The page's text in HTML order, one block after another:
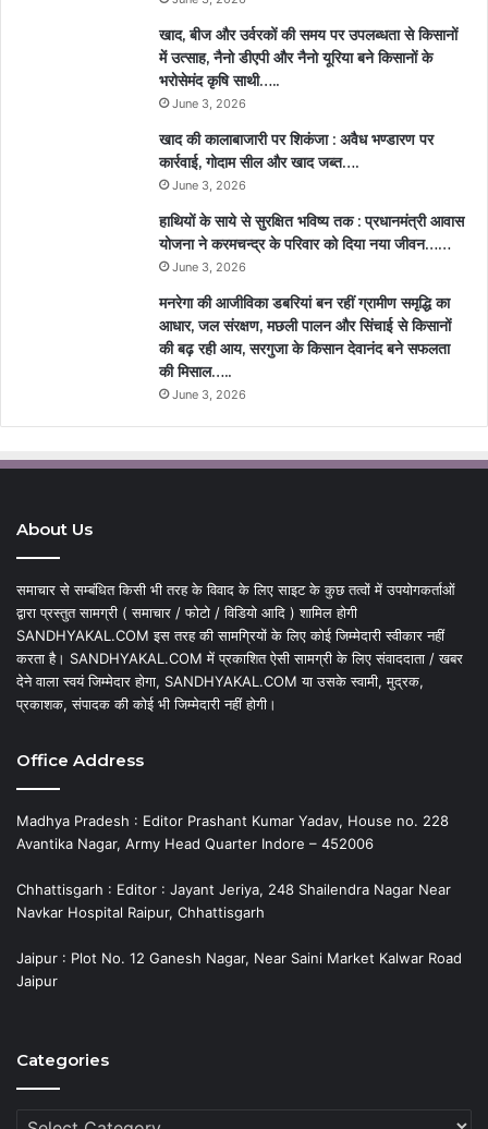
खाद, बीज और उर्वरकों की समय पर उपलब्धता से किसानों
में उत्साह, नैनो डीएपी और नैनो यूरिया बने किसानों के
भरोसेमंद कृषि साथी…..
June 3, 2026
खाद की कालाबाजारी पर शिकंजा : अवैध भण्डारण पर
कार्रवाई, गोदाम सील और खाद जब्त….
June 3, 2026
हाथियों के साये से सुरक्षित भविष्य तक : प्रधानमंत्री आवास
योजना ने करमचन्द्र के परिवार को दिया नया जीवन……
June 3, 2026
मनरेगा की आजीविका डबरियां बन रहीं ग्रामीण समृद्धि का
आधार, जल संरक्षण, मछली पालन और सिंचाई से किसानों
की बढ़ रही आय, सरगुजा के किसान देवानंद बने सफलता
की मिसाल…..
June 3, 2026
About Us
समाचार से सम्बंधित किसी भी तरह के विवाद के लिए साइट के कुछ तत्वों में उपयोगकर्ताओं
द्वारा प्रस्तुत सामग्री ( समाचार / फोटो / विडियो आदि ) शामिल होगी
SANDHYAKAL.COM इस तरह की सामग्रियों के लिए कोई जिम्मेदारी स्वीकार नहीं
करता है। SANDHYAKAL.COM में प्रकाशित ऐसी सामग्री के लिए संवाददाता / खबर
देने वाला स्वयं जिम्मेदार होगा, SANDHYAKAL.COM या उसके स्वामी, मुद्रक,
प्रकाशक, संपादक की कोई भी जिम्मेदारी नहीं होगी।
Office Address
Madhya Pradesh : Editor Prashant Kumar Yadav, House no. 228
Avantika Nagar, Army Head Quarter Indore – 452006
Chhattisgarh : Editor : Jayant Jeriya, 248 Shailendra Nagar Near
Navkar Hospital Raipur, Chhattisgarh
Jaipur : Plot No. 12 Ganesh Nagar, Near Saini Market Kalwar Road
Jaipur
Categories
Categories